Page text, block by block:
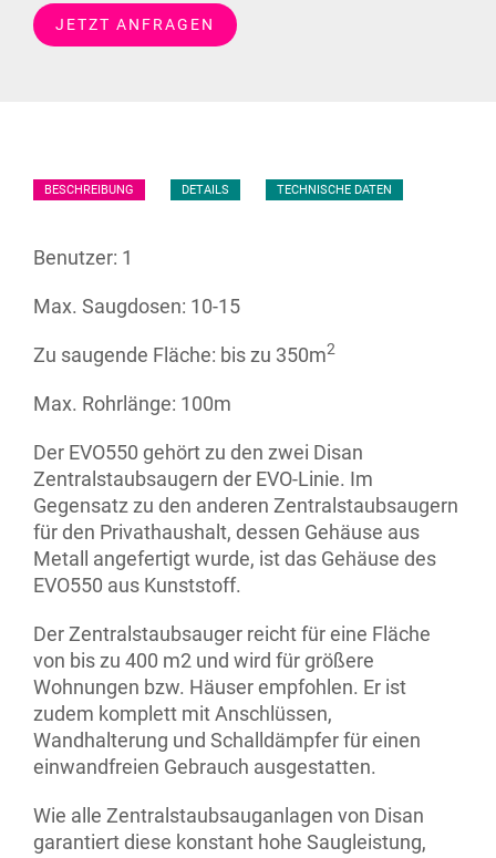
JETZT ANFRAGEN
BESCHREIBUNG DETAILS TECHNISCHE DATEN
Benutzer: 1
Max. Saugdosen: 10-15
Zu saugende Fläche: bis zu 350m2
Max. Rohrlänge: 100m
Der EVO550 gehört zu den zwei Disan
Zentralstaubsaugern der EVO-Linie. Im
Gegensatz zu den anderen Zentralstaubsaugern
für den Privathaushalt, dessen Gehäuse aus
Metall angefertigt wurde, ist das Gehäuse des
EVO550 aus Kunststoff.
Der Zentralstaubsauger reicht für eine Fläche
von bis zu 400 m2 und wird für größere
Wohnungen bzw. Häuser empfohlen. Er ist
zudem komplett mit Anschlüssen,
Wandhalterung und Schalldämpfer für einen
einwandfreien Gebrauch ausgestatten.
Wie alle Zentralstaubsauganlagen von Disan
garantiert diese konstant hohe Saugleistung,